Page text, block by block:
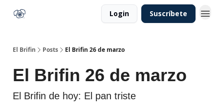
Login Suscríbete
El Brifin Posts El Brifin 26 de marzo
El Brifin 26 de marzo
El Brifin de hoy: El pan triste